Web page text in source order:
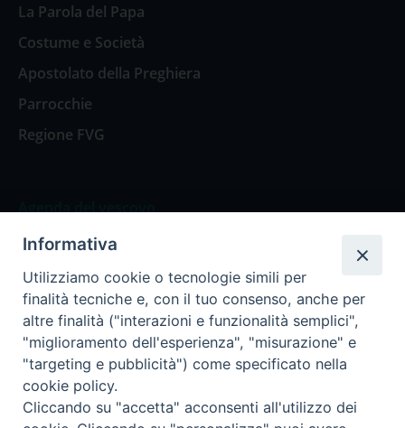
La Parola del Papa
Costume e Società
Apostolato della Preghiera
Parrocchie
Regione FVG
Agenda del vescovo
Agenda del vescovo
Privacy Policy Trasparenza
Termini e Condizioni
Informativa
Utilizziamo cookie o tecnologie simili per
finalità tecniche e, con il tuo consenso, anche per
altre finalità ("interazioni e funzionalità semplici",
"miglioramento dell'esperienza", "misurazione" e
"targeting e pubblicità") come specificato nella
cookie policy.
Cliccando su "accetta" acconsenti all'utilizzo dei